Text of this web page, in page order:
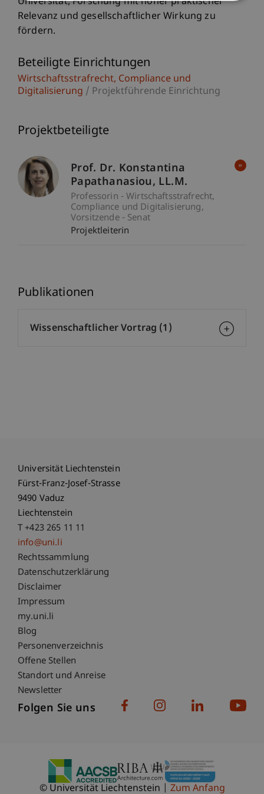
Relevanz und gesellschaftlicher Wirkung zu
fördern.
Beteiligte Einrichtungen
Wirtschaftsstrafrecht, Compliance und
Digitalisierung / Projektführende Einrichtung
Projektbeteiligte
Prof. Dr. Konstantina
Papathanasiou
LL.M.
Professorin - Wirtschaftsstrafrecht,
Compliance und Digitalisierung
Vorsitzende - Senat
Projektleiterin
Publikationen
Wissenschaftlicher Vortrag (1)
Universität Liechtenstein
Fürst-Franz-Josef-Strasse
9490 Vaduz
Liechtenstein
T +423 265 11 11
info@uni.li
Fußzeile Rechtliche Hinweise
Rechtssammlung
Datenschutzerklärung
Disclaimer
Impressum
Fußzeile Subdomain-Verzeichnis
my.uni.li
Blog
Personenverzeichnis
Offene Stellen
Standort und Anreise
Newsletter
Folgen Sie uns
© Universität Liechtenstein Zum Anfang